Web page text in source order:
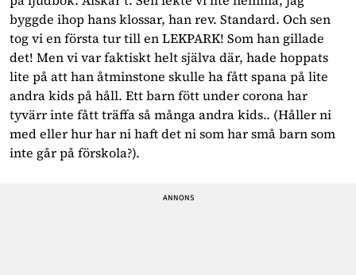
byggde ihop hans klossar, han rev. Standard. Och sen
tog vi en första tur till en LEKPARK! Som han gillade
det! Men vi var faktiskt helt själva där, hade hoppats
lite på att han åtminstone skulle ha fått spana på lite
andra kids på håll. Ett barn fött under corona har
tyvärr inte fått träffa så många andra kids.. (Håller ni
med eller hur har ni haft det ni som har små barn som
inte går på förskola?).